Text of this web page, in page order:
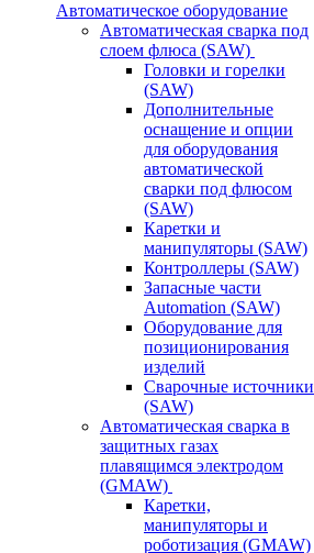
Автоматическое оборудование
Автоматическая сварка под
слоем флюса (SAW)
Головки и горелки
(SAW)
Дополнительные
оснащение и опции
для оборудования
автоматической
сварки под флюсом
(SAW)
Каретки и
манипуляторы (SAW)
Контроллеры (SAW)
Запасные части
Automation (SAW)
Оборудование для
позиционирования
изделий
Сварочные источники
(SAW)
Автоматическая сварка в
защитных газах
плавящимся электродом
(GMAW)
Каретки,
манипуляторы и
роботизация (GMAW)